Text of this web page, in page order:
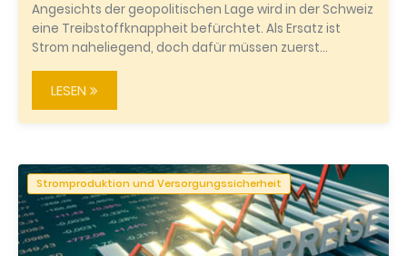
Angesichts der geopolitischen Lage wird in der Schweiz
eine Treibstoffknappheit befürchtet. Als Ersatz ist
Strom naheliegend, doch dafür müssen zuerst…
LESEN
Stromproduktion und Versorgungssicherheit